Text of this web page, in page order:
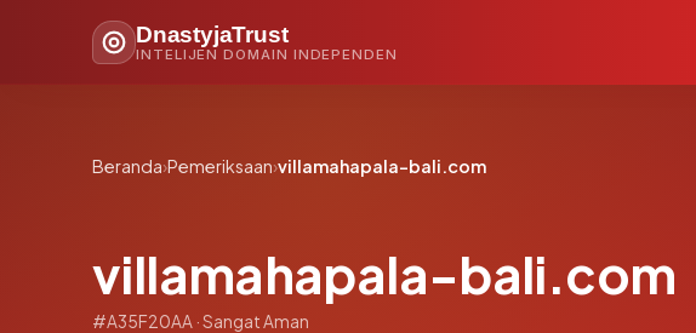
DnastyjaTrust
INTELIJEN DOMAIN INDEPENDEN
Beranda›Pemeriksaan›villamahapala-bali.com
villamahapala-bali.com
#A35F20AA · Sangat Aman